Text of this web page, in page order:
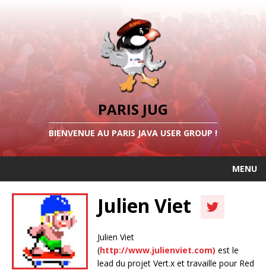
PARIS JUG
BIENVENUE AU PARIS JAVA USER GROUP !
MENU
Julien Viet
Julien Viet
(http://www.julienviet.com) est le
lead du projet Vert.x et travaille pour Red